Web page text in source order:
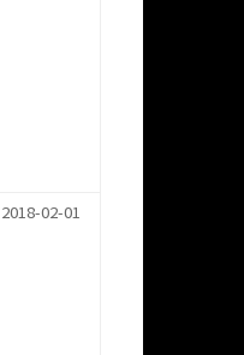
2018-02-01